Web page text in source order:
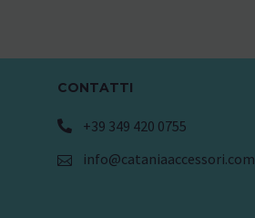
CONTATTI
+39 349 420 0755
info@cataniaaccessori.com